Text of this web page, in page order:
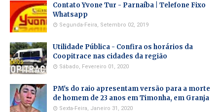
Contato Yvone Tur - Parnaíba | Telefone Fixo
Whatsapp
Segunda-Feira, Setembro 02, 2019
Utilidade Pública - Confira os horários da
Coopitrace nas cidades da região
Sábado, Fevereiro 01, 2020
PM's do raio apresentam versão para a morte
de homem de 23 anos em Timonha, em Granja
Sexta-Feira, Janeiro 31, 2020